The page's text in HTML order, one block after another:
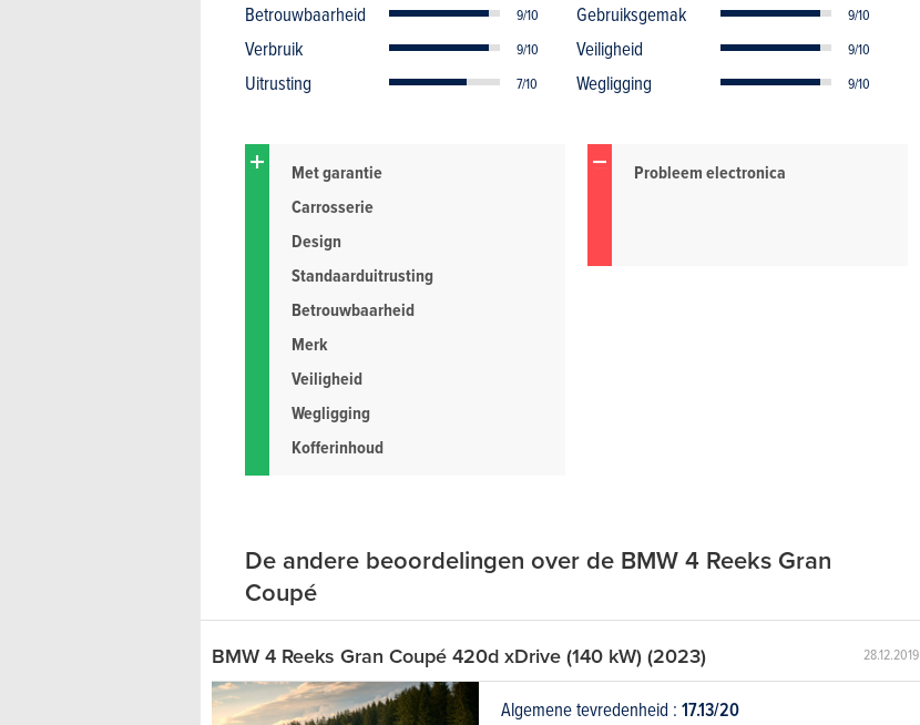
Betrouwbaarheid 9/10 Gebruiksgemak 9/10
Verbruik 9/10 Veiligheid 9/10
Uitrusting 7/10 Wegligging 9/10
Met garantie
Carrosserie
Design
Standaarduitrusting
Betrouwbaarheid
Merk
Veiligheid
Wegligging
Kofferinhoud
Probleem electronica
De andere beoordelingen over de BMW 4 Reeks Gran
Coupé
28.12.2019
BMW 4 Reeks Gran Coupé 420d xDrive (140 kW) (2023)
Algemene tevredenheid : 17.13/20